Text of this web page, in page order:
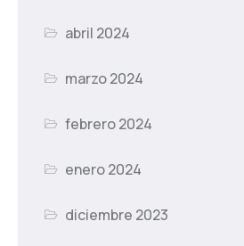
abril 2024
marzo 2024
febrero 2024
enero 2024
diciembre 2023